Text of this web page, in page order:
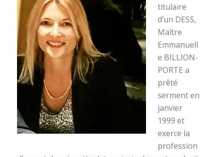
titulaire
d’un DESS,
Maître
Emmanuell
e BILLION-
PORTE a
prêté
serment en
janvier
1999 et
exerce la
profession